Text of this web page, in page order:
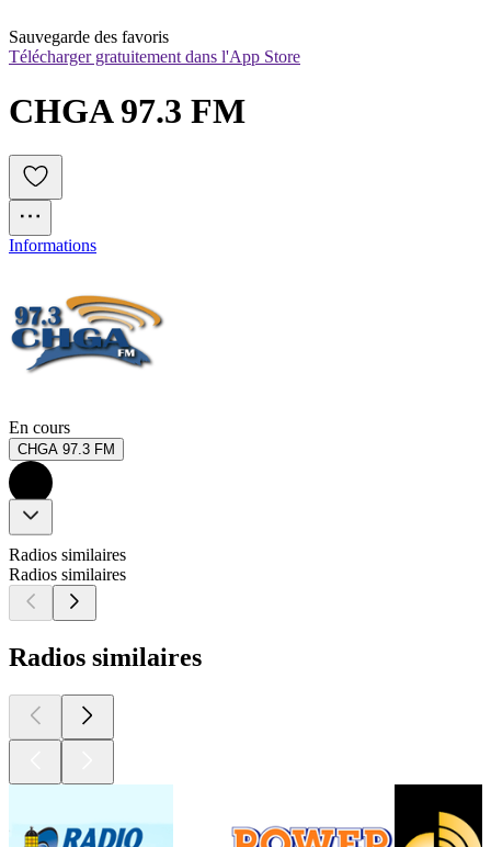
Sauvegarde des favoris
Télécharger gratuitement dans l'App Store
CHGA 97.3 FM
Informations
En cours
CHGA 97.3 FM
Radios similaires
Radios similaires
Radios similaires